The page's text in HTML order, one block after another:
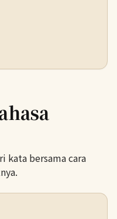
kata bersama cara